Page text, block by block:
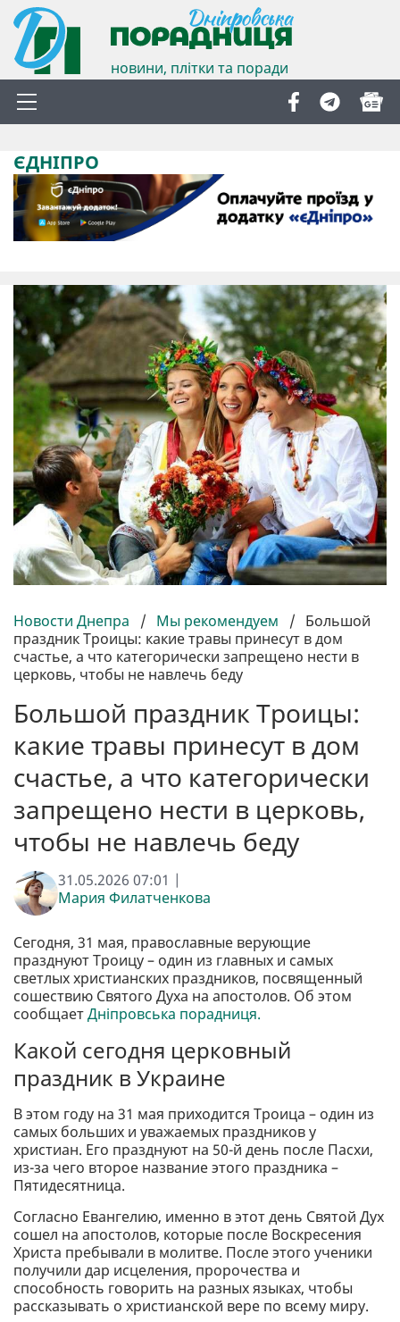
новини, плітки та поради
ЄДНІПРО
Новости Днепра / Мы рекомендуем / Большой
праздник Троицы: какие травы принесут в дом
счастье, а что категорически запрещено нести в
церковь, чтобы не навлечь беду
Большой праздник Троицы:
какие травы принесут в дом
счастье, а что категорически
запрещено нести в церковь,
чтобы не навлечь беду
31.05.2026 07:01 |
Мария Филатченкова
Сегодня, 31 мая, православные верующие
празднуют Троицу – один из главных и самых
светлых христианских праздников, посвященный
сошествию Святого Духа на апостолов. Об этом
сообщаетДніпровська порадниця.
Какой сегодня церковный
праздник в Украине
В этом году на 31 мая приходится Троица – один из
самых больших и уважаемых праздников у
христиан. Его празднуют на 50-й день после Пасхи,
из-за чего второе название этого праздника –
Пятидесятница.
Согласно Евангелию, именно в этот день Святой Дух
сошел на апостолов, которые после Воскресения
Христа пребывали в молитве. После этого ученики
получили дар исцеления, пророчества и
способность говорить на разных языках, чтобы
рассказывать о христианской вере по всему миру.